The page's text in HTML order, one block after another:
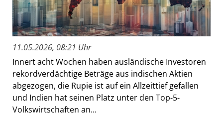
11.05.2026, 08:21 Uhr
Innert acht Wochen haben ausländische Investoren
rekordverdächtige Beträge aus indischen Aktien
abgezogen, die Rupie ist auf ein Allzeittief gefallen
und Indien hat seinen Platz unter den Top-5-
Volkswirtschaften an...